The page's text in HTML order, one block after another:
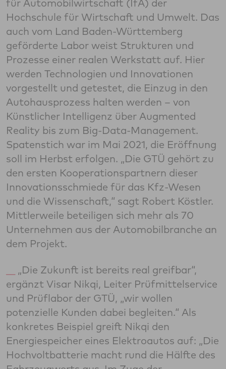
für Automobilwirtschaft (IfA) der
Hochschule für Wirtschaft und Umwelt. Das
auch vom Land Baden-Württemberg
geförderte Labor weist Strukturen und
Prozesse einer realen Werkstatt auf. Hier
werden Technologien und Innovationen
vorgestellt und getestet, die Einzug in den
Autohausprozess halten werden – von
Künstlicher Intelligenz über Augmented
Reality bis zum Big-Data-Management.
Spatenstich war im Mai 2021, die Eröffnung
soll im Herbst erfolgen. „Die GTÜ gehört zu
den ersten Kooperationspartnern dieser
Innovationsschmiede für das Kfz-Wesen
und die Wissenschaft,“ sagt Robert Köstler.
Mittlerweile beteiligen sich mehr als 70
Unternehmen aus der Automobilbranche an
dem Projekt.
„Die Zukunft ist bereits real greifbar“,
ergänzt Visar Nikqi, Leiter Prüfmittelservice
und Prüflabor der GTÜ, „wir wollen
potenzielle Kunden dabei begleiten.“ Als
konkretes Beispiel greift Nikqi den
Energiespeicher eines Elektroautos auf: „Die
Hochvoltbatterie macht rund die Hälfte des